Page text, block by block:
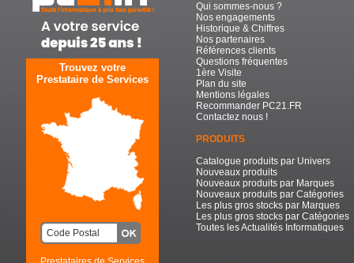
Trouvez votre
Prestataire de Services
Qui sommes-nous ?
Nos engagements
Historique & Chiffres
Nos partenaires
Références clients
Questions fréquentes
1ère Visite
Plan du site
Mentions légales
Recommander PC21.FR
Contactez nous !
PRODUITS
Catalogue produits par Univers
Nouveaux produits
Nouveaux produits par Marques
Nouveaux produits par Catégories
Les plus gros stocks par Marques
Les plus gros stocks par Catégories
Toutes les Actualités Informatiques